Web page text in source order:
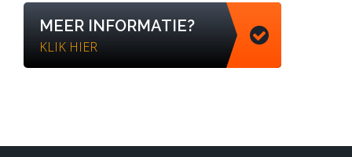
MEER INFORMATIE?
KLIK HIER